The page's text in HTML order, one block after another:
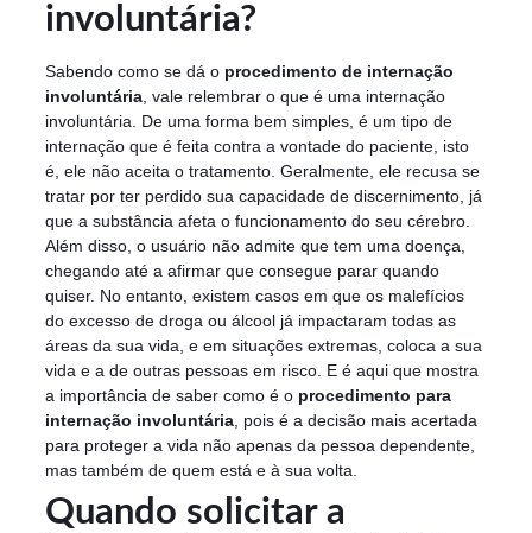
involuntária?
Sabendo como se dá o procedimento de internação
involuntária, vale relembrar o que é uma internação
involuntária. De uma forma bem simples, é um tipo de
internação que é feita contra a vontade do paciente, isto
é, ele não aceita o tratamento. Geralmente, ele recusa se
tratar por ter perdido sua capacidade de discernimento, já
que a substância afeta o funcionamento do seu cérebro.
Além disso, o usuário não admite que tem uma doença,
chegando até a afirmar que consegue parar quando
quiser. No entanto, existem casos em que os malefícios
do excesso de droga ou álcool já impactaram todas as
áreas da sua vida, e em situações extremas, coloca a sua
vida e a de outras pessoas em risco. E é aqui que mostra
a importância de saber como é o procedimento para
internação involuntária, pois é a decisão mais acertada
para proteger a vida não apenas da pessoa dependente,
mas também de quem está e à sua volta.
Quando solicitar a